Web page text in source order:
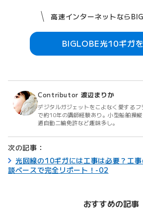
高速インターネットなら
BIGLOBE光10ギガ
Contributor 渡辺まりか
デジタルガジェットをこよなく愛する
で約10年の講師経験あり。小型船舶操
通自動二輪免許など趣味多し。
次の記事：
光回線の10ギガには工事は必要？工
談ベースで完全リポート！-02
おすすめの記事